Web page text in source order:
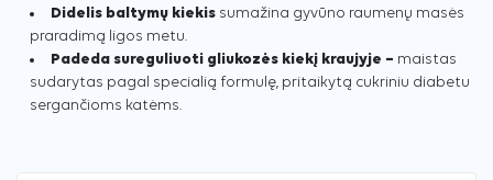
Didelis baltymų kiekis sumažina gyvūno raumenų masės
praradimą ligos metu.
Padeda sureguliuoti gliukozės kiekį kraujyje – maistas
sudarytas pagal specialią formulę, pritaikytą cukriniu diabetu
sergančioms katėms.